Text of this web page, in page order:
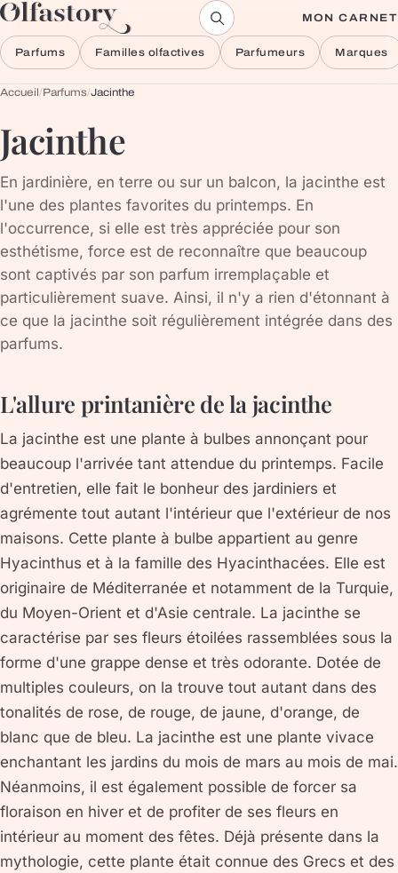
Aller au contenu MON CARNET
Parfums Familles olfactives Parfumeurs Marques
Accueil/Parfums/Jacinthe
Jacinthe
En jardinière, en terre ou sur un balcon, la jacinthe est
l'une des plantes favorites du printemps. En
l'occurrence, si elle est très appréciée pour son
esthétisme, force est de reconnaître que beaucoup
sont captivés par son parfum irremplaçable et
particulièrement suave. Ainsi, il n'y a rien d'étonnant à
ce que la jacinthe soit régulièrement intégrée dans des
parfums.
L'allure printanière de la jacinthe
La jacinthe est une plante à bulbes annonçant pour
beaucoup l'arrivée tant attendue du printemps. Facile
d'entretien, elle fait le bonheur des jardiniers et
agrémente tout autant l'intérieur que l'extérieur de nos
maisons. Cette plante à bulbe appartient au genre
Hyacinthus et à la famille des Hyacinthacées. Elle est
originaire de Méditerranée et notamment de la Turquie,
du Moyen-Orient et d'Asie centrale. La jacinthe se
caractérise par ses fleurs étoilées rassemblées sous la
forme d'une grappe dense et très odorante. Dotée de
multiples couleurs, on la trouve tout autant dans des
tonalités de rose, de rouge, de jaune, d'orange, de
blanc que de bleu. La jacinthe est une plante vivace
enchantant les jardins du mois de mars au mois de mai.
Néanmoins, il est également possible de forcer sa
floraison en hiver et de profiter de ses fleurs en
intérieur au moment des fêtes. Déjà présente dans la
mythologie, cette plante était connue des Grecs et des